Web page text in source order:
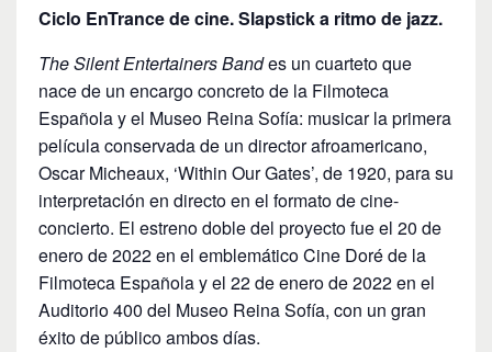
Ciclo EnTrance de cine.Slapstick a ritmo de jazz.
The Silent Entertainers Bandes un cuarteto que
nace de un encargo concreto de la Filmoteca
Española y el Museo Reina Sofía: musicar la primera
película conservada de un director afroamericano,
Oscar Micheaux, ‘Within Our Gates’, de 1920, para su
interpretación en directo en el formato de cine-
concierto. El estreno doble del proyecto fue el 20 de
enero de 2022 en el emblemático Cine Doré de la
Filmoteca Española y el 22 de enero de 2022 en el
Auditorio 400 del Museo Reina Sofía, con un gran
éxito de público ambos días.